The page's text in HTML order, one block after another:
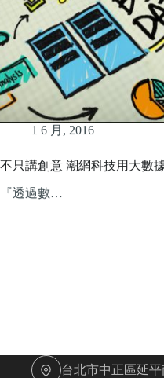
1 6 月, 2016
不只講創意 潮網科技用大數
『透過數…
台北市中正區延平